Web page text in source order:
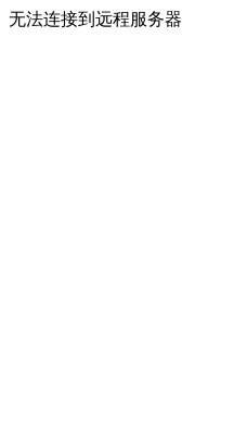
无法连接到远程服务器